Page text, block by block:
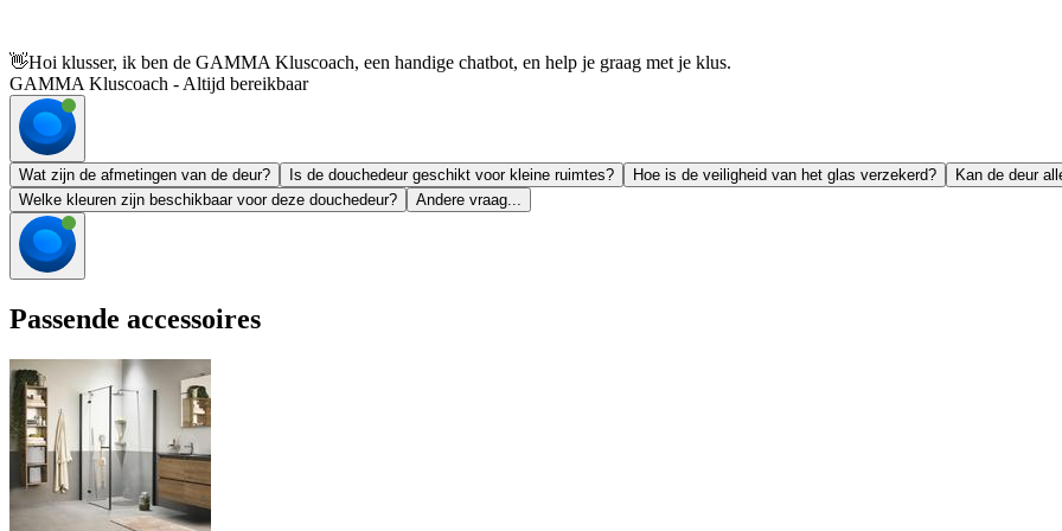
👋Hoi klusser, ik ben de GAMMA Kluscoach, een handige chatbot, en help je graag met je klus.
GAMMA Kluscoach - Altijd bereikbaar
Wat zijn de afmetingen van de deur? Is de douchedeur geschikt voor kleine ruimtes? Hoe is de veiligheid van het glas verzekerd?
Kan de deur
Welke kleuren zijn beschikbaar voor deze douchedeur?
Andere vraag...
Passende accessoires